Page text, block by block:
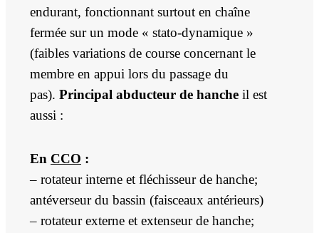
endurant, fonctionnant surtout en chaîne
fermée sur un mode « stato-dynamique »
(faibles variations de course concernant le
membre en appui lors du passage du
pas). Principal abducteur de hanche il est
aussi :
En CCO :
– rotateur interne et fléchisseur de hanche;
antéverseur du bassin (faisceaux antérieurs)
– rotateur externe et extenseur de hanche;